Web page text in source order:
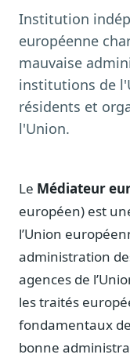
Synthèses IA
Résumés
Veille des
9 interviews
Alertes
Par dossier,
Fiches
Parcours,
Registre HATVP
Cartographier
Affaires
Institution
européenne
mauvaise
institutions de
résidents et
l'Union.
Le Médiateur
européen) est
l’Union
administration
agences de
les traités
fondamentaux
bonne